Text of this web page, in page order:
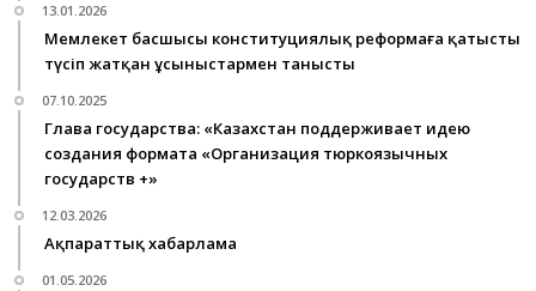
13.01.2026
Мемлекет басшысы конституциялық реформаға қатысты
түсіп жатқан ұсыныстармен танысты
07.10.2025
Глава государства: «Казахстан поддерживает идею
создания формата «Организация тюркоязычных
государств +»
12.03.2026
Ақпараттық хабарлама
01.05.2026